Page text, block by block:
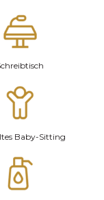
Baby-Sitting